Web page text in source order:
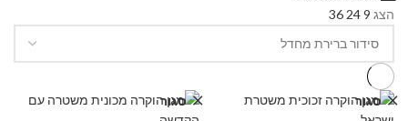
הצג 9
24
36
סגור סגור